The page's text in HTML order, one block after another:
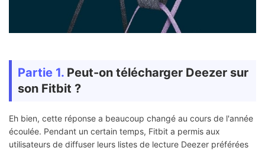
Partie 1. Peut-on télécharger Deezer sur
son Fitbit ?
Eh bien, cette réponse a beaucoup changé au cours de l'année
écoulée. Pendant un certain temps, Fitbit a permis aux
utilisateurs de diffuser leurs listes de lecture Deezer préférées